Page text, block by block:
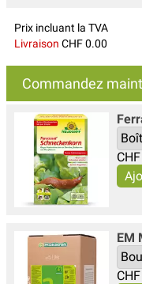
Prix incluant la TVA
Livraison CHF 0.00
Commandez
CHF
EM
CHF